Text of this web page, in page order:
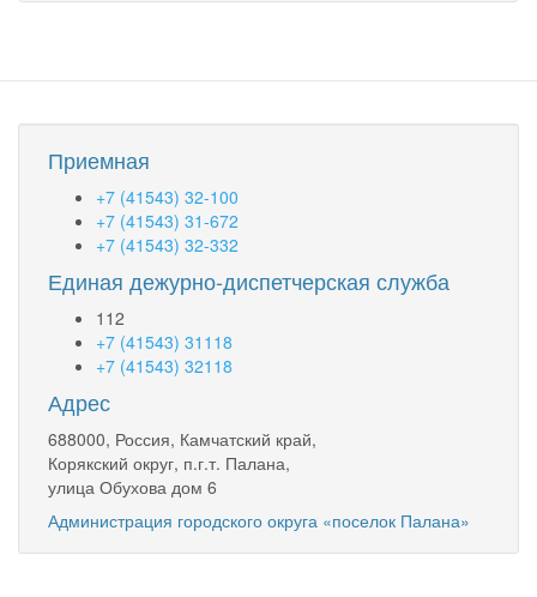
Приемная
+7 (41543) 32-100
+7 (41543) 31-672
+7 (41543) 32-332
Единая дежурно-диспетчерская служба
112
+7 (41543) 31118
+7 (41543) 32118
Адрес
688000, Россия, Камчатский край,
Корякский округ, п.г.т. Палана,
улица Обухова дом 6
Администрация городского округа «поселок Палана»